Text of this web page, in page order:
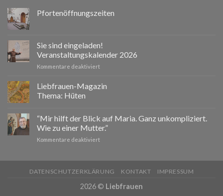
Pfortenöffnungszeiten
Sie sind eingeladen!
Veranstaltungskalender 2026
Kommentare deaktiviertfür
sind
eingeladen!
Liebfrauen-Magazin
Thema: Hüten
“Mir hilft der Blick auf Maria. Ganz unkompliziert.
Wie zu einer Mutter.”
Kommentare deaktiviertfür
Blick
Maria.
DATENSCHUTZERKLÄRUNG KONTAKT IMPRESSUM
2026 © Liebfrauen